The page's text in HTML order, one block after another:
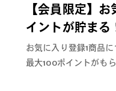
【会員限定】
イントが貯まる
お気に入り登録1商品
最大100ポイントがもら